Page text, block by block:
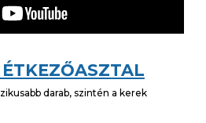
darab, szintén a kerek